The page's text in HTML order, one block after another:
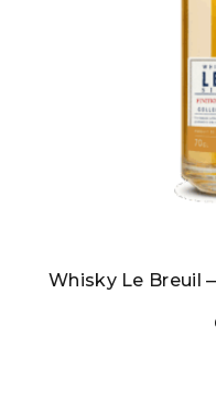
Whisky Le Breuil